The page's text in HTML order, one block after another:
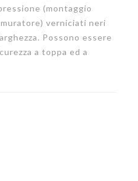
(montaggio
verniciati neri
Possono essere
a toppa ed a